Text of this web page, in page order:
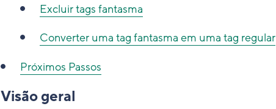
Excluir tags fantasma
Converter uma tag fantasma em uma tag regular
Próximos Passos
Visão geral